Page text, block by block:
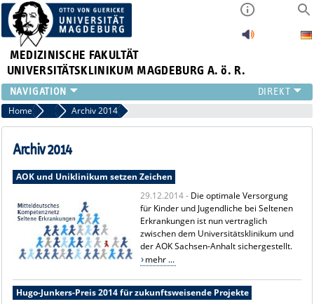
MEDIZINISCHE FAKULTÄT
UNIVERSITÄTSKLINIKUM MAGDEBURG A. ö. R.
INSTITUTE
KLINIKEN
ZENTRALE EINRICHTUNGEN
PRESSE
INTERNATIONAL
INTRANET
Home Archiv Pressemitteilungen
Archiv 2014
Archiv 2014
AOK und Uniklinikum setzen Zeichen
29.12.2014 - Die optimale Versorgung
für Kinder und Jugendliche bei Seltenen
Erkrankungen ist nun vertraglich
zwischen dem Universitätsklinikum und
der AOK Sachsen-Anhalt sichergestellt.
mehr ...
Hugo-Junkers-Preis 2014 für zukunftsweisende Projekte